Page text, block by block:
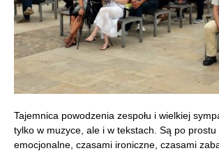
Tajemnica powodzenia zespołu i wielkiej
tylko w muzyce, ale i w tekstach. Są po prostu
emocjonalne, czasami ironiczne, czasami